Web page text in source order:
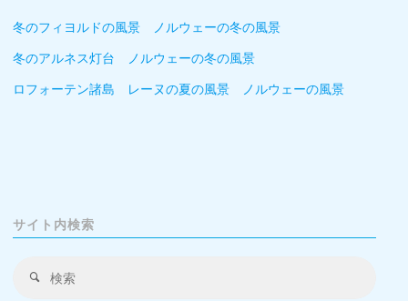
冬のフィヨルドの風景 ノルウェーの冬の風景
冬のアルネス灯台 ノルウェーの冬の風景
ロフォーテン諸島 レーヌの夏の風景 ノルウェーの風景
サイト内検索
検